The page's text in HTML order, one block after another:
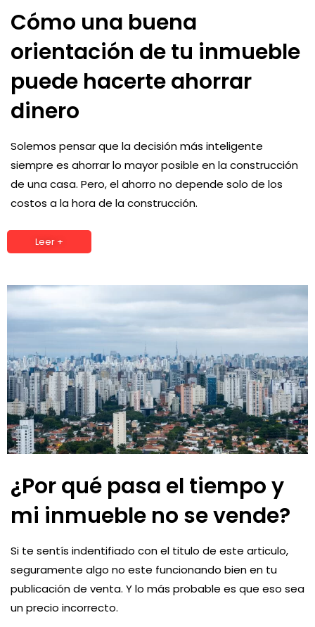
Cómo una buena
orientación de tu inmueble
puede hacerte ahorrar
dinero
Solemos pensar que la decisión más inteligente
siempre es ahorrar lo mayor posible en la construcción
de una casa. Pero, el ahorro no depende solo de los
costos a la hora de la construcción.
Leer +
¿Por qué pasa el tiempo y
mi inmueble no se vende?
Si te sentís indentifiado con el titulo de este articulo,
seguramente algo no este funcionando bien en tu
publicación de venta. Y lo más probable es que eso sea
un precio incorrecto.